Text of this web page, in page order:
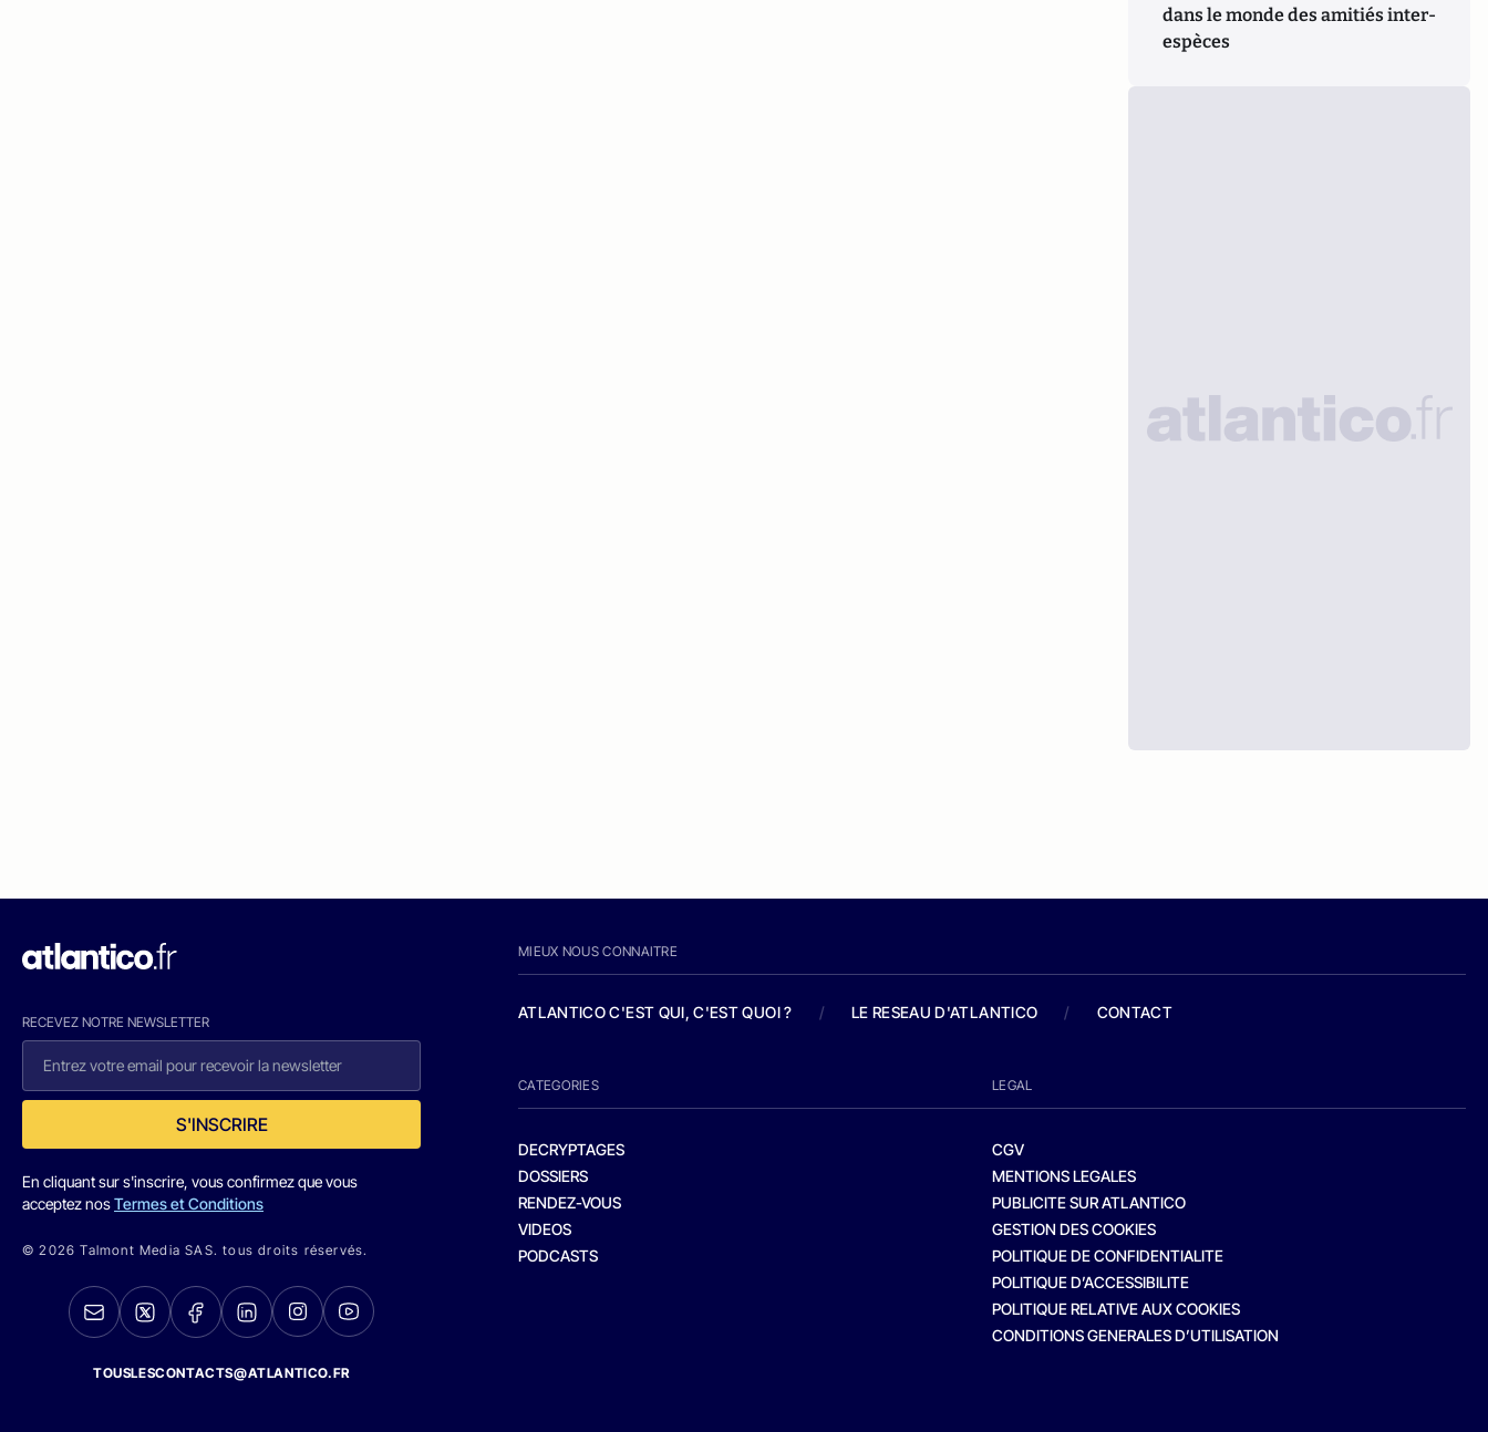
dans le monde des amitiés inter-
espèces
RECEVEZ NOTRE NEWSLETTER
S'INSCRIRE
En cliquant sur s'inscrire, vous confirmez que vous
acceptez nosTermes et Conditions
© 2026 Talmont Media SAS. tous droits réservés.
TOUSLESCONTACTS@ATLANTICO.FR
MIEUX NOUS CONNAITRE
ATLANTICO C'EST QUI, C'EST QUOI ? / LE RESEAU D'ATLANTICO / CONTACT
CATEGORIES
DECRYPTAGES
DOSSIERS
RENDEZ-VOUS
VIDEOS
PODCASTS
LEGAL
CGV
MENTIONS LEGALES
PUBLICITE SUR ATLANTICO
GESTION DES COOKIES
POLITIQUE DE CONFIDENTIALITE
POLITIQUE D’ACCESSIBILITE
POLITIQUE RELATIVE AUX COOKIES
CONDITIONS GENERALES D’UTILISATION